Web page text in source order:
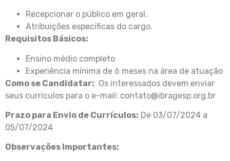
Recepcionar o público em geral.
Atribuições específicas do cargo.
Requisitos Básicos:
Ensino médio completo
Experiência mínima de 6 meses na área de atuação
Como se Candidatar: Os interessados devem enviar
seus currículos para o e-mail: contato@ibragesp.org.br
Prazo para Envio de Currículos: De 03/07/2024 a
05/07/2024
Observações Importantes: